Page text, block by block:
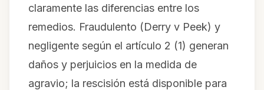
claramente las diferencias entre los
remedios. Fraudulento (Derry v Peek) y
negligente según el artículo 2 (1) generan
daños y perjuicios en la medida de
agravio; la rescisión está disponible para